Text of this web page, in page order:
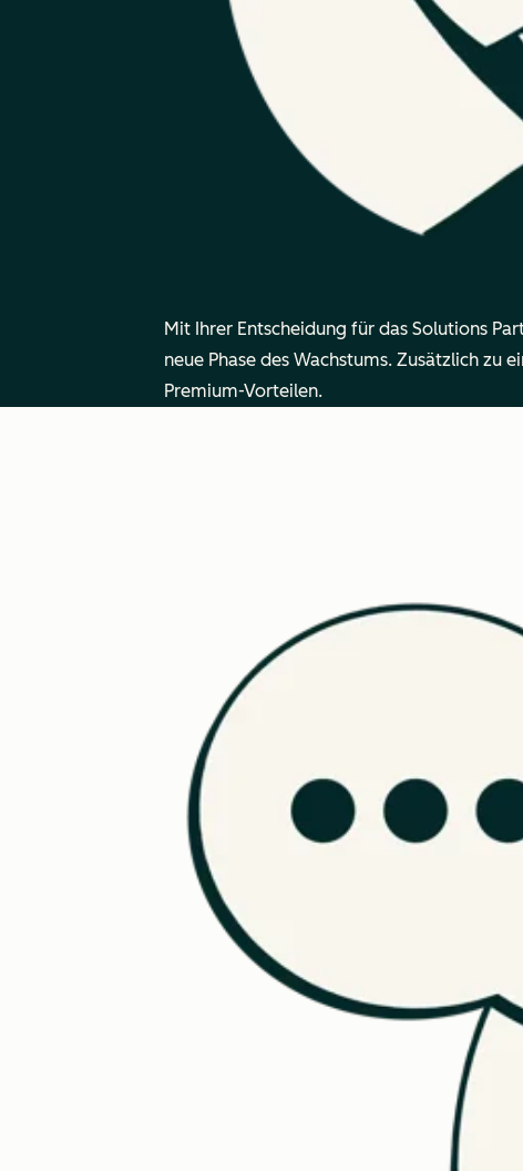
Mit Ihrer Entscheidung für das Solutions
neue Phase des Wachstums. Zusätzlich zu
Premium-Vorteilen.